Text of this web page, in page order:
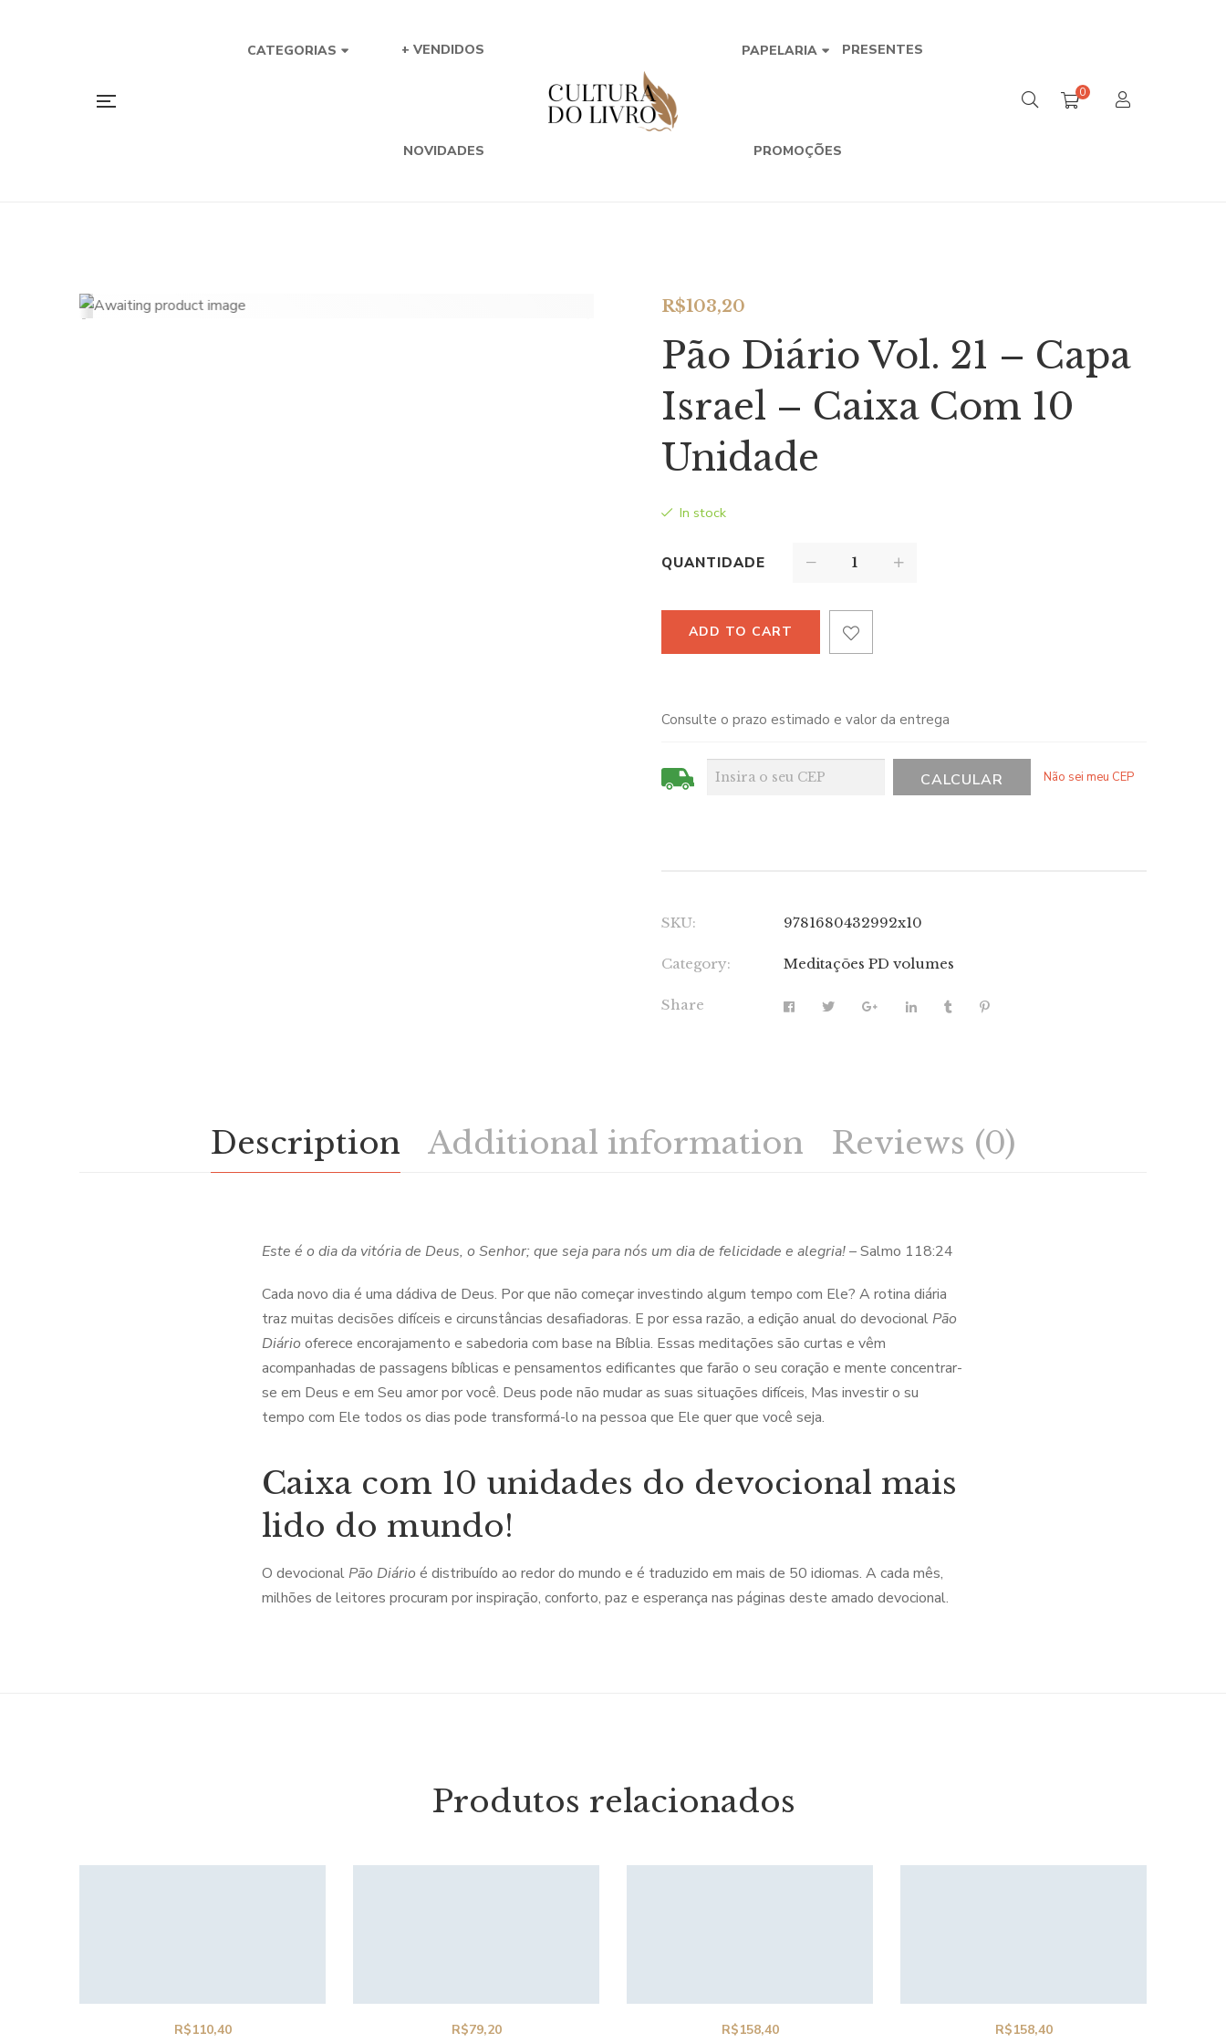
CATEGORIAS + VENDIDOS
NOVIDADES
PAPELARIA PRESENTES
PROMOÇÕES
0
R$103,20
Pão Diário Vol. 21 – Capa
Israel – Caixa Com 10
Unidade
In stock
QUANTIDADE
ADD TO CART
Consulte o prazo estimado e valor da entrega
Não sei meu CEP
SKU: 9781680432992x10
Category: Meditações PD volumes
Share
Description Additional information Reviews (0)
Este é o dia da vitória de Deus, o Senhor; que seja para nós um dia de felicidade e alegria!– Salmo 118:24
Cada novo dia é uma dádiva de Deus. Por que não começar investindo algum tempo com Ele? A rotina diária
traz muitas decisões difíceis e circunstâncias desafiadoras. E por essa razão, a edição anual do devocional Pão
Diário oferece encorajamento e sabedoria com base na Bíblia. Essas meditações são curtas e vêm
acompanhadas de passagens bíblicas e pensamentos edificantes que farão o seu coração e mente concentrar-
se em Deus e em Seu amor por você. Deus pode não mudar as suas situações difíceis, Mas investir o su
tempo com Ele todos os dias pode transformá-lo na pessoa que Ele quer que você seja.
Caixa com 10 unidades do devocional mais
lido do mundo!
O devocional Pão Diário é distribuído ao redor do mundo e é traduzido em mais de 50 idiomas. A cada mês,
milhões de leitores procuram por inspiração, conforto, paz e esperança nas páginas deste amado devocional.
Produtos relacionados
R$110,40 R$79,20 R$158,40 R$158,40